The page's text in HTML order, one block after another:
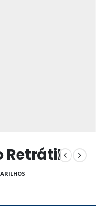
Retrátil